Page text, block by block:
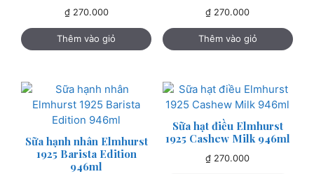
₫270.000
Thêm vào giỏ
₫ 270.000
Thêm vào giỏ
Sữa hạnh nhân Elmhurst
1925 Barista Edition
946ml
Sữa hạt điều Elmhurst
1925 Cashew Milk 946ml
₫ 270.000